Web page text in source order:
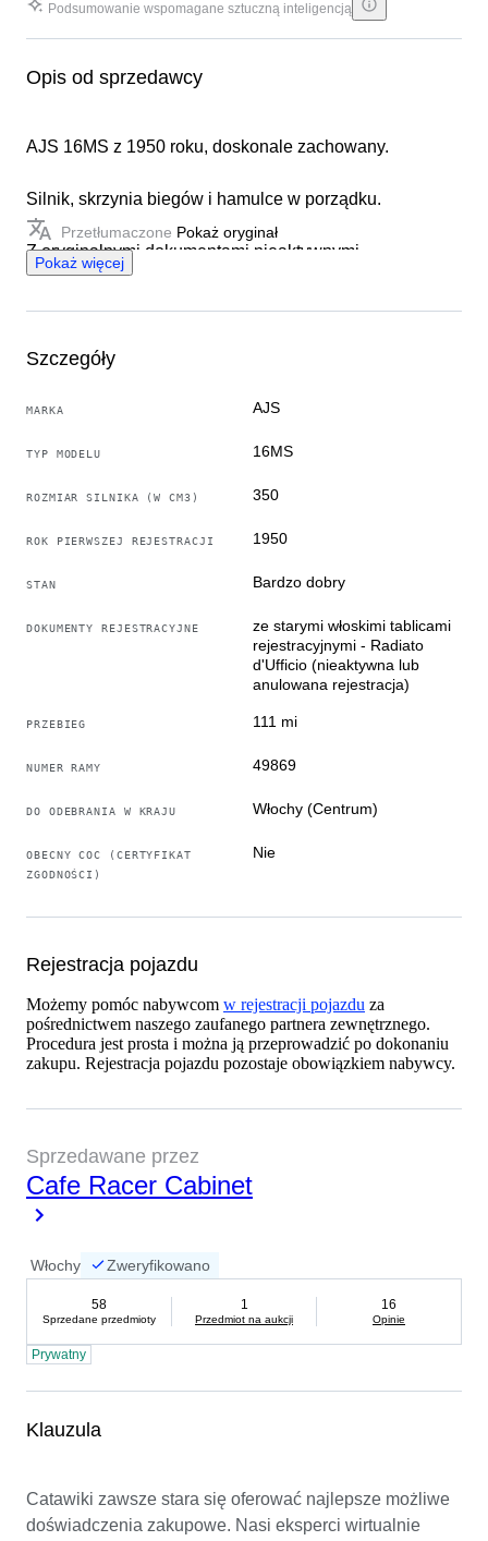
Podsumowanie wspomagane sztuczną inteligencją
Opis od sprzedawcy
AJS 16MS z 1950 roku, doskonale zachowany.
Silnik, skrzynia biegów i hamulce w porządku.
Z oryginalnymi dokumentami nieaktywnymi.
Przetłumaczone Pokaż oryginał
Pokaż więcej
Szczegóły
MARKA AJS
TYP MODELU 16MS
ROZMIAR SILNIKA (W CM3) 350
ROK PIERWSZEJ REJESTRACJI 1950
STAN Bardzo dobry
DOKUMENTY REJESTRACYJNE
ze starymi włoskimi tablicami
rejestracyjnymi - Radiato
d'Ufficio (nieaktywna lub
anulowana rejestracja)
PRZEBIEG 111 mi
NUMER RAMY 49869
DO ODEBRANIA W KRAJU Włochy (Centrum)
OBECNY COC (CERTYFIKAT
ZGODNOŚCI)
Nie
Rejestracja pojazdu
Możemy pomóc nabywcom w rejestracji pojazdu za
pośrednictwem naszego zaufanego partnera zewnętrznego.
Procedura jest prosta i można ją przeprowadzić po dokonaniu
zakupu. Rejestracja pojazdu pozostaje obowiązkiem nabywcy.
Sprzedawane przez
Cafe Racer Cabinet
Włochy Zweryfikowano
58
Sprzedane przedmioty
1
Przedmiot na aukcji
16
Opinie
Prywatny
Klauzula
Catawiki zawsze stara się oferować najlepsze możliwe
doświadczenia zakupowe. Nasi eksperci wirtualnie